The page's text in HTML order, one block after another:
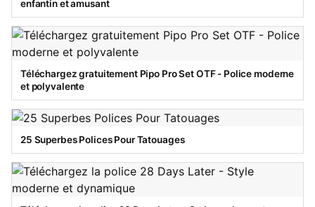
enfantin et amusant
Téléchargez gratuitement Pipo Pro Set OTF - Police moderne
et polyvalente
25 Superbes Polices Pour Tatouages